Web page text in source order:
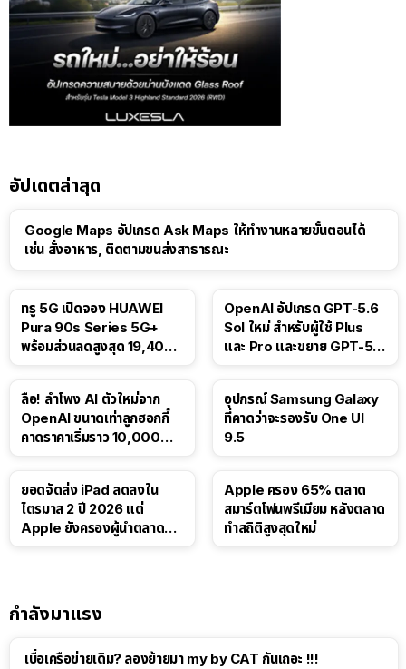
อัปเดตล่าสุด
Google Maps อัปเกรด Ask Maps ให้ทำงานหลายขั้นตอนได้
เช่น สั่งอาหาร, ติดตามขนส่งสาธารณะ
ทรู 5G เปิดจอง HUAWEI
Pura 90s Series 5G+
พร้อมส่วนลดสูงสุด 19,400
OpenAI อัปเกรด GPT-5.6
Sol ใหม่ สำหรับผู้ใช้ Plus
และ Pro และขยาย GPT-5.6
ลือ! ลำโพง AI ตัวใหม่จาก
OpenAI ขนาดเท่าลูกฮอกกี้
คาดราคาเริ่มราว 10,000
อุปกรณ์ Samsung Galaxy
ที่คาดว่าจะรองรับ One UI
9.5
ยอดจัดส่ง iPad ลดลงใน
ไตรมาส 2 ปี 2026 แต่
Apple ยังครองผู้นำตลาด
Apple ครอง 65% ตลาด
สมาร์ตโฟนพรีเมียม หลังตลาด
ทำสถิติสูงสุดใหม่
กำลังมาแรง
เบื่อเครือข่ายเดิม? ลองย้ายมา my by CAT กันเถอะ !!!